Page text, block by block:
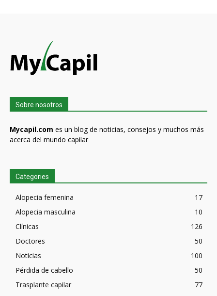
Sobre nosotros
Mycapil.com es un blog de noticias, consejos y muchos más
acerca del mundo capilar
Categories
Alopecia femenina
17
Alopecia masculina
10
Clínicas
126
Doctores
50
Noticias
100
Pérdida de cabello
50
Trasplante capilar
77